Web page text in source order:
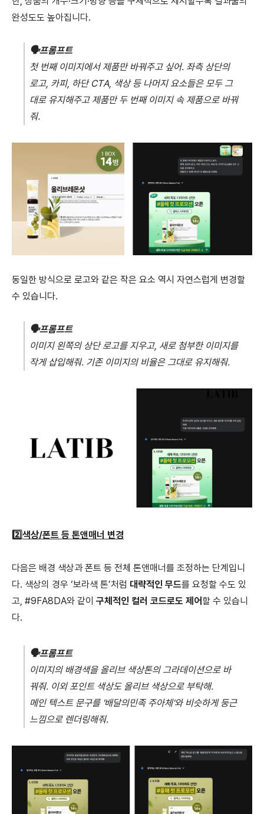
완성도도 높아집니다.
🗣️프롬프트
첫 번째 이미지에서 제품만 바꿔주고 싶어. 좌측 상단의
로고, 카피, 하단 CTA, 색상 등 나머지 요소들은 모두 그
대로 유지해주고 제품만 두 번째 이미지 속 제품으로 바꿔
줘.
동일한 방식으로 로고와 같은 작은 요소 역시 자연스럽게 변경할
수 있습니다.
🗣️프롬프트
이미지 왼쪽의 상단 로고를 지우고, 새로 첨부한 이미지를
작게 삽입해줘. 기존 이미지의 비율은 그대로 유지해줘.
2️⃣색상/폰트 등 톤앤매너 변경
다음은 배경 색상과 폰트 등 전체 톤앤매너를 조정하는 단계입니
다. 색상의 경우 ‘보라색 톤’처럼 대략적인 무드를 요청할 수도 있
고, #9FA8DA와 같이 구체적인 컬러 코드로도 제어할 수 있습니
다.
🗣️프롬프트
이미지의 배경색을 올리브 색상톤의 그라데이션으로 바
꿔줘. 이외 포인트 색상도 올리브 색상으로 부탁해.
메인 텍스트 문구를 '배달의민족 주아체'와 비슷하게 둥근
느낌으로 렌더링해줘.